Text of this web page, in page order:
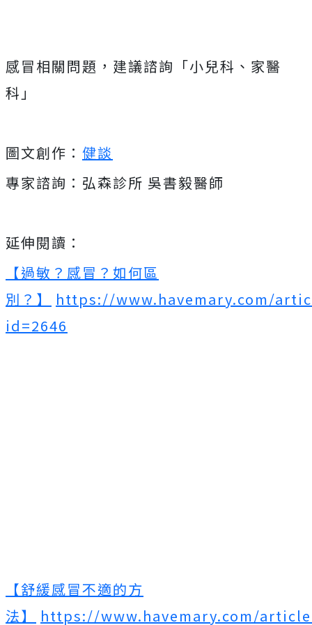
感冒相關問題，建議諮詢「小兒科、家醫
科」
圖文創作： 健談
專家諮詢：弘森診所 吳書毅醫師
延伸閱讀：
【過敏？感冒？如何區
別？】
https://www.havemary.com/
id=2646
【舒緩感冒不適的方
法】
https://www.havemary.com/